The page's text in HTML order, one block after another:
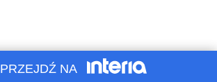
PRZEJDŹ NA